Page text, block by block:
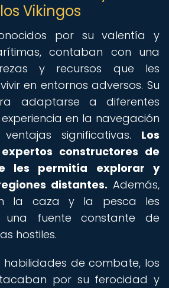
Vikingos
por su valentía y
contaban con una
y recursos que les
en entornos adversos. Su
adaptarse a diferentes
en la navegación
significativas. Los
constructores de
les permitía explorar y
distantes. Además,
la caza y la pesca les
una fuente constante de
hostiles.
habilidades de combate, los
por su ferocidad y